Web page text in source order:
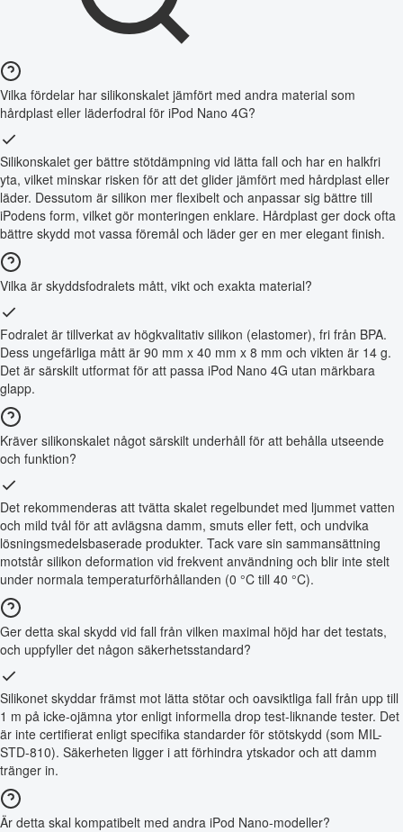
Vilka fördelar har silikonskalet jämfört med andra material som
hårdplast eller läderfodral för iPod Nano 4G?
Silikonskalet ger bättre stötdämpning vid lätta fall och har en halkfri
yta, vilket minskar risken för att det glider jämfört med hårdplast eller
läder. Dessutom är silikon mer flexibelt och anpassar sig bättre till
iPodens form, vilket gör monteringen enklare. Hårdplast ger dock ofta
bättre skydd mot vassa föremål och läder ger en mer elegant finish.
Vilka är skyddsfodralets mått, vikt och exakta material?
Fodralet är tillverkat av högkvalitativ silikon (elastomer), fri från BPA.
Dess ungefärliga mått är 90 mm x 40 mm x 8 mm och vikten är 14 g.
Det är särskilt utformat för att passa iPod Nano 4G utan märkbara
glapp.
Kräver silikonskalet något särskilt underhåll för att behålla utseende
och funktion?
Det rekommenderas att tvätta skalet regelbundet med ljummet vatten
och mild tvål för att avlägsna damm, smuts eller fett, och undvika
lösningsmedelsbaserade produkter. Tack vare sin sammansättning
motstår silikon deformation vid frekvent användning och blir inte stelt
under normala temperaturförhållanden (0 °C till 40 °C).
Ger detta skal skydd vid fall från vilken maximal höjd har det testats,
och uppfyller det någon säkerhetsstandard?
Silikonet skyddar främst mot lätta stötar och oavsiktliga fall från upp till
1 m på icke-ojämna ytor enligt informella drop test-liknande tester. Det
är inte certifierat enligt specifika standarder för stötskydd (som MIL-
STD-810). Säkerheten ligger i att förhindra ytskador och att damm
tränger in.
Är detta skal kompatibelt med andra iPod Nano-modeller?